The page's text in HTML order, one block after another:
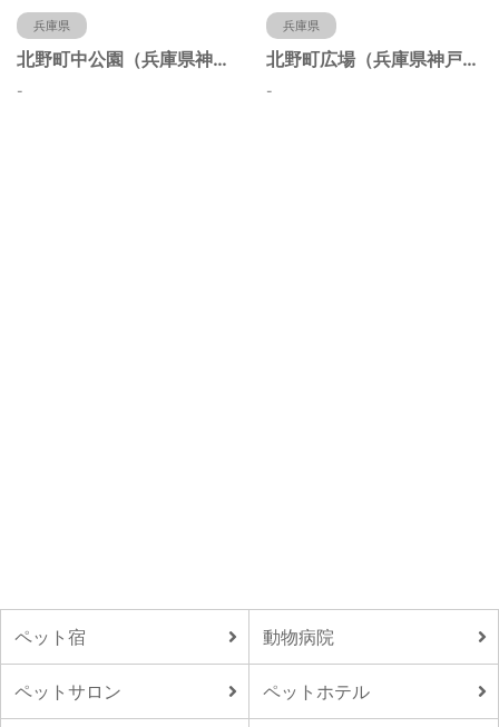
兵庫県
北野町中公園（兵庫県神戸市）
-
兵庫県
北野町広場（兵庫県神戸市）
-
ペット宿 動物病院
ペットサロン ペットホテル